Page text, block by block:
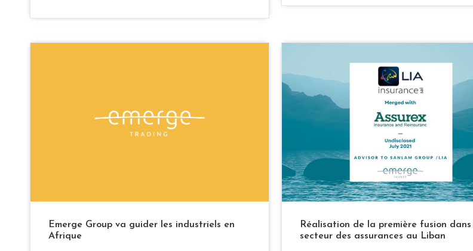
Emerge Group va guider les industriels en
Afrique
Réalisation de la première fusion dans
secteur des assurances au Liban